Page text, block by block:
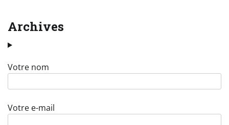
Archives
Votre nom
Votre e-mail